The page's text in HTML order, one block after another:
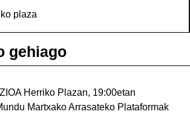
plaza
gehiago
Herriko Plazan, 19:00etan
Martxako Arrasateko Plataformak